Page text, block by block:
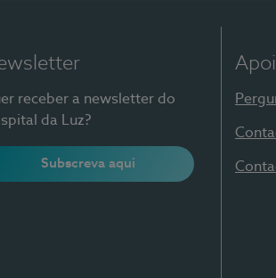
receber a newsletter do
da Luz?
Subscreva aqui